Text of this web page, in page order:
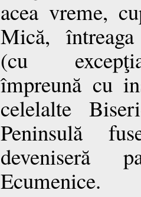
acea vreme,
Mică,
(cu
împreună cu
celelalte
Peninsulă
deveniseră
Ecumenice.